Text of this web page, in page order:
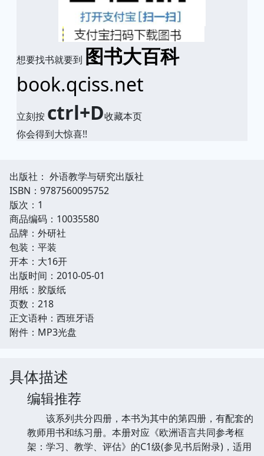
想要找书就要到 图书大百科
book.qciss.net
立刻按 ctrl+D收藏本页
你会得到大惊喜!!
出版社： 外语教学与研究出版社
ISBN：9787560095752
版次：1
商品编码：10035580
品牌：外研社
包装：平装
开本：大16开
出版时间：2010-05-01
用纸：胶版纸
页数：218
正文语种：西班牙语
附件：MP3光盘
具体描述
编辑推荐
该系列共分四册，本书为其中的第四册，有配套的
教师用书和练习册。本册对应《欧洲语言共同参考框
架：学习、教学、评估》的C1级(参见书后附录)，适用